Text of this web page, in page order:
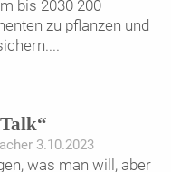
bis 2030 200
zu pflanzen und
...
3.10.2023
was man will, aber